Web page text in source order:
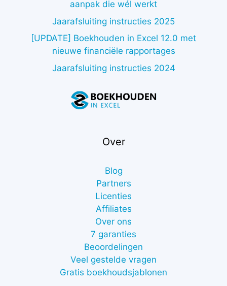
aanpak die wél werkt
Jaarafsluiting instructies 2025
[UPDATE] Boekhouden in Excel 12.0 met
nieuwe financiële rapportages
Jaarafsluiting instructies 2024
Over
Blog
Partners
Licenties
Affiliates
Over ons
7 garanties
Beoordelingen
Veel gestelde vragen
Gratis boekhoudsjablonen